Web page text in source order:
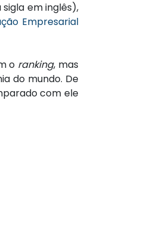
sigla em inglês),
Empresarial
o ranking, mas
do mundo. De
com ele